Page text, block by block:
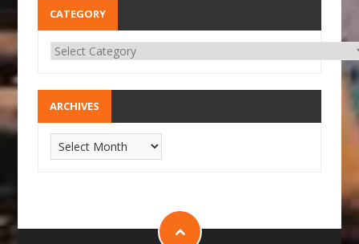
CATEGORY
ARCHIVES